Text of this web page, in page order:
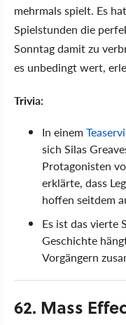
mehrmals spielt. Es
Spielstunden die
Sonntag damit zu
es unbedingt wert,
Trivia:
In einem
sich Silas
Protagonisten
erklärte, dass
hoffen seitdem
Es ist das vierte
Geschichte
Vorgängern
62. Mass